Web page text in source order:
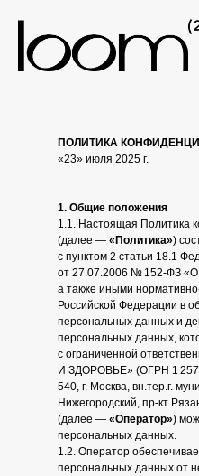
ПОЛИТИКА
«23» июля 2025 г.
1. Общие положения
1.1. Настоящая Политика
(далее — «Политика»)
с пунктом 2 статьи 18.1
от 27.07.2006 № 152-ФЗ
а также иными
Российской Федерации в
персональных данных и
персональных данных,
с ограниченной
И ЗДОРОВЬЕ» (ОГРН 1 257
540, г. Москва, вн.тер.г.
Нижегородский, пр-кт
(далее — «Оператор»)
персональных данных.
1.2. Оператор
персональных данных от